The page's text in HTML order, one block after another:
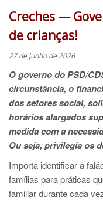
Creches —
de crianças!
27 de junho de 2026
O governo do PSD/
circunstância, o
dos setores social,
horários alargados
medida com a
Ou seja, privilegia os
Importa identificar a
famílias para práticas
familiar durante cada